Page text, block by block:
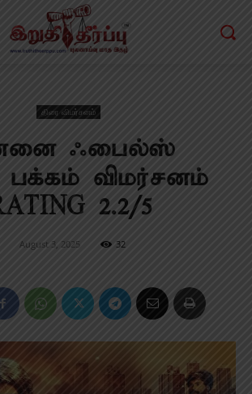
திரை விமர்சனம்
ஃபைல்ஸ் –
பக்கம் விமர்சனம்
2.2/5
August 3, 2025 32